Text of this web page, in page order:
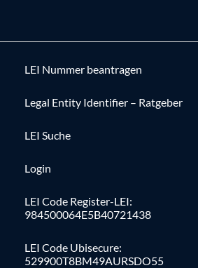
LEI Nummer beantragen
Legal Entity Identifier – Ratgeber
LEI Suche
Login
LEI Code Register-LEI:
984500064E5B40721438
LEI Code Ubisecure:
529900T8BM49AURSDO55